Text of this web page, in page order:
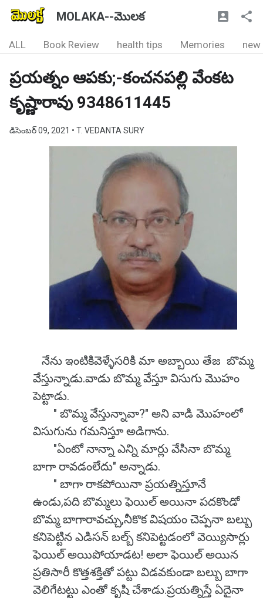
MOLAKA--మొలక
ALL Book Review health tips Memories new
ప్రయత్నం ఆపకు;-కంచనపల్లి వేంకట
కృష్ణారావు 9348611445
డిసెంబర్ 09, 2021 • T. VEDANTA SURY
నేను ఇంటికివెళ్ళేసరికి మా అబ్బాయి తేజ బొమ్మ
వేస్తున్నాడు.వాడు బొమ్మ వేస్తూ విసుగు మొహం
పెట్టాడు.
" బొమ్మ వేస్తున్నావా?" అని వాడి మొహంలో
విసుగును గమనిస్తూ అడిగాను.
"ఏంటో నాన్నా ఎన్ని మార్లు వేసినా బొమ్మ
బాగా రావడంలేదు" అన్నాడు.
" బాగా రాకపోయినా ప్రయత్నిస్తూనే
ఉండు,పది బొమ్మలు ఫెయిల్ అయినా పదకొండో
బొమ్మ బాగారావచ్చు,నీకొక విషయం చెప్పనా బల్బు
కనిపెట్టిన ఎడిసన్ బల్బ్ కనిపెట్టడంలో వెయ్యిసార్లు
ఫెయిల్ అయిపోయాడట! అలా ఫెయిల్ అయిన
ప్రతిసారీ కొత్తశక్తితో పట్టు విడవకుండా బల్బు బాగా
వెలిగేటట్టు ఎంతో కృషి చేశాడు.ప్రయత్నిస్తే ఏదైనా